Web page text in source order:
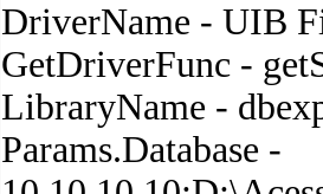
DriverName - UIB
GetDriverFunc -
LibraryName -
Params.Database -